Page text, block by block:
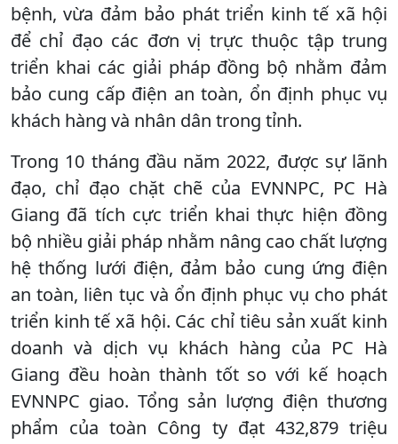
bệnh, vừa đảm bảo phát triển kinh tế xã hội
để chỉ đạo các đơn vị trực thuộc tập trung
triển khai các giải pháp đồng bộ nhằm đảm
bảo cung cấp điện an toàn, ổn định phục vụ
khách hàng và nhân dân trong tỉnh.
Trong 10 tháng đầu năm 2022, được sự lãnh
đạo, chỉ đạo chặt chẽ của EVNNPC, PC Hà
Giang đã tích cực triển khai thực hiện đồng
bộ nhiều giải pháp nhằm nâng cao chất lượng
hệ thống lưới điện, đảm bảo cung ứng điện
an toàn, liên tục và ổn định phục vụ cho phát
triển kinh tế xã hội. Các chỉ tiêu sản xuất kinh
doanh và dịch vụ khách hàng của PC Hà
Giang đều hoàn thành tốt so với kế hoạch
EVNNPC giao. Tổng sản lượng điện thương
phẩm của toàn Công ty đạt 432,879 triệu